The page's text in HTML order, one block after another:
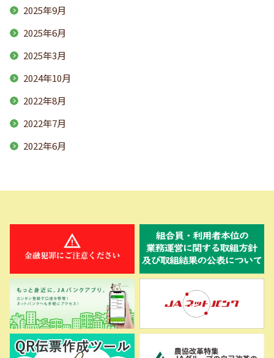
2025年9月
2025年6月
2025年3月
2024年10月
2022年8月
2022年7月
2022年6月